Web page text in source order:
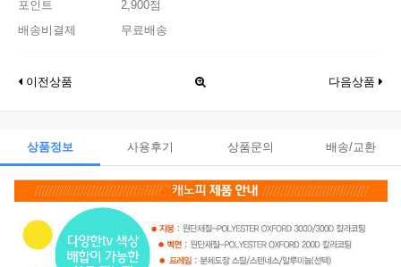
포인트
2,900점
배송비결제
무료배송
이전상품 다음상품
상품정보 사용후기 상품문의 배송/교환